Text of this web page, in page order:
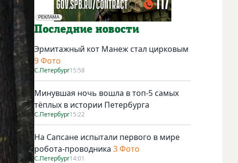
РЕКЛАМА
Социальная реклама
Последние новости
Эрмитажный кот Манеж стал цирковым
9 Фото
С.Петербург15:58
Минувшая ночь вошла в топ-5 самых
тёплых в истории Петербурга
С.Петербург15:22
На Сапсане испытали первого в мире
робота-проводника 3 Фото
С.Петербург14:01